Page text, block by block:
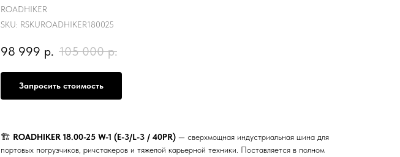
ROADHIKER
SKU: RSKUROADHIKER180025
98 999 р. 105 000 р.
Запросить стоимость
🏗️ ROADHIKER 18.00-25 W-1 (E-3/L-3 / 40PR) — сверхмощная индустриальная шина для
портовых погрузчиков, ричстакеров и тяжелой карьерной техники. Поставляется в полном